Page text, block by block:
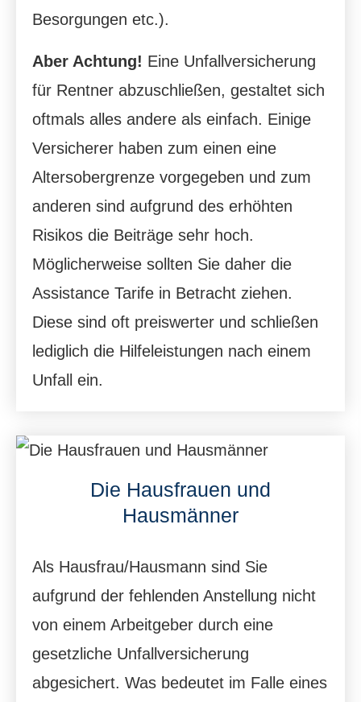
Besorgungen etc.).
Aber Achtung! Eine Unfall­ver­si­che­rung
für Rentner abzuschließen, gestaltet sich
oftmals alles andere als einfach. Einige
Versicherer haben zum einen eine
Altersobergrenze vorgegeben und zum
anderen sind aufgrund des erhöhten
Risikos die Beiträge sehr hoch.
Möglicherweise sollten Sie daher die
Assistance Tarife in Betracht ziehen.
Diese sind oft preiswerter und schließen
lediglich die Hilfeleistungen nach einem
Unfall ein.
Die Hausfrauen und
Hausmänner
Als Hausfrau/Hausmann sind Sie
aufgrund der fehlenden Anstellung nicht
von einem Arbeitgeber durch eine
gesetzliche Unfall­ver­si­che­rung
abgesichert. Was bedeutet im Falle eines